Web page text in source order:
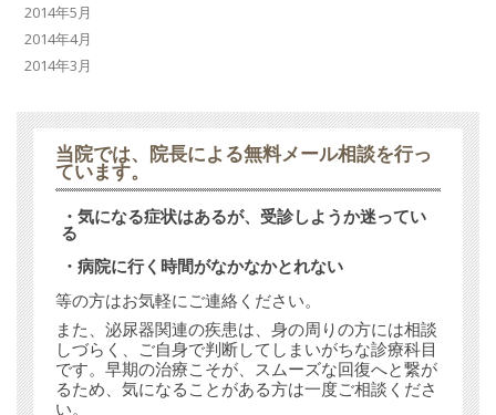
2014年5月
2014年4月
2014年3月
当院では、 院長による無料メール相談を行っ
ています。
・気になる症状はあるが、受診しようか迷ってい
る
・病院に行く時間がなかなかとれない
等の方はお気軽にご連絡ください。
また、泌尿器関連の疾患は、身の周りの方には相談
しづらく、ご自身で判断してしまいがちな診療科目
です。早期の治療こそが、スムーズな回復へと繋が
るため、気になることがある方は一度ご相談くださ
い。